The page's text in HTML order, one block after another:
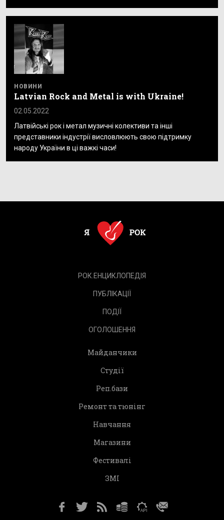
НОВИНИ
Latvian Rock and Metal is with Ukraine!
02.05.2022
Латвійські рок і метал музичні колективи та інші
представники індустрії висловлюють свою підтримку
народу України в ці важкі часи!
РОК.ЕНЦИКЛОПЕДІЯ
ПУБЛІКАЦІЇ
ПОДІЇ
ОГОЛОШЕННЯ
Майданчики
Студії
Реп.бази
Ремонт та тюнінг
Навчання
Магазини
Фестивалі
ЗМІ